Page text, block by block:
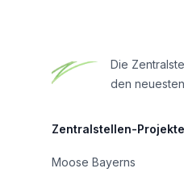
Die
den
Zentralstellen-Projekte
Moose Bayerns